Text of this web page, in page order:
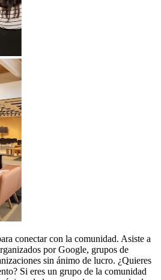
conectar con la comunidad. Asiste a
por Google, grupos de
sin ánimo de lucro. ¿Quieres
Si eres un grupo de la comunidad